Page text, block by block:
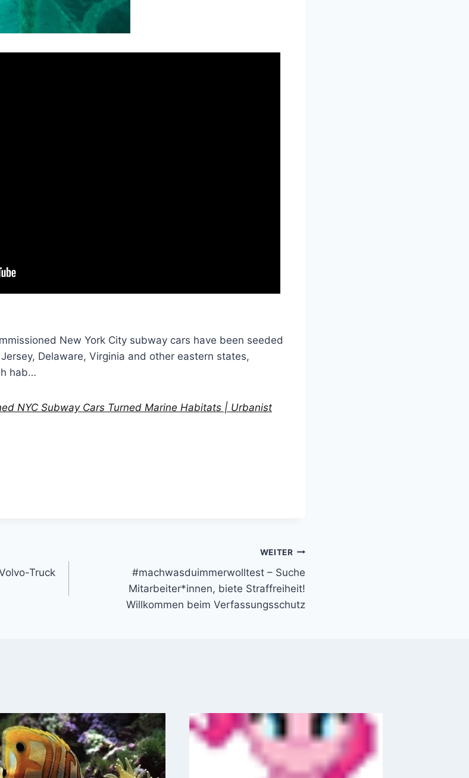
New York City subway cars have been seeded
Delaware, Virginia and other eastern states,
hab…
NYC Subway Cars Turned Marine Habitats | Urbanist
Truck
WEITER
#machwasduimmerwolltest – Suche
Mitarbeiter*innen, biete Straffreiheit!
Willkommen beim Verfassungsschutz